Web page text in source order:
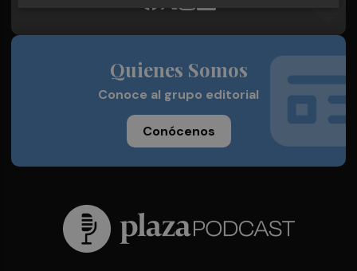
Quienes Somos
Conoce al grupo editorial
Conócenos